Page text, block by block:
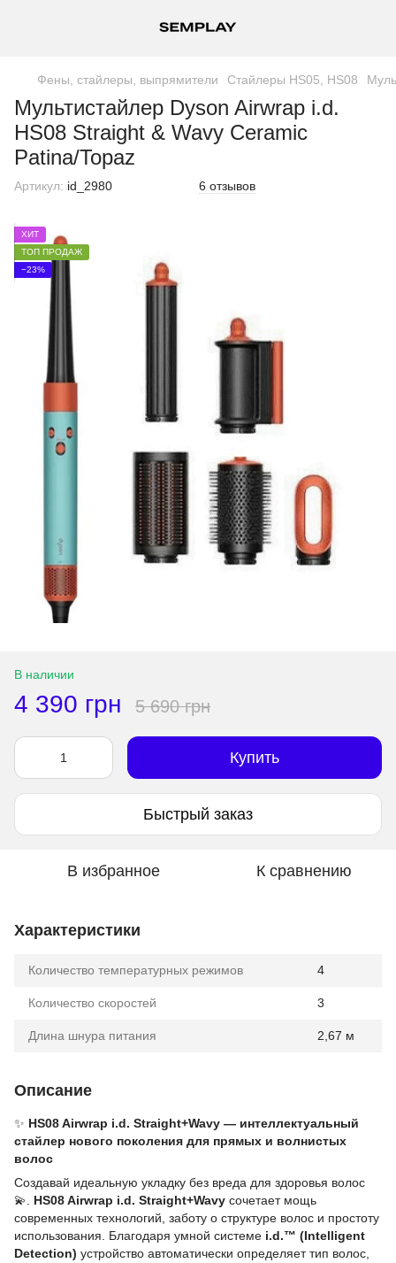
Фены, стайлеры, выпрямители Стайлеры HS05, HS08
Мультистайлер Dyson Airwrap i.d.
HS08 Straight & Wavy Ceramic
Patina/Topaz
Артикул: id_2980 6 отзывов
ХИТ
ТОП ПРОДАЖ
−23%
В наличии
4 390 грн 5 690 грн
Купить
Быстрый заказ
В избранное К сравнению
Характеристики
Количество температурных режимов 4
Количество скоростей 3
Длина шнура питания 2,67 м
Описание
✨ HS08 Airwrap i.d. Straight+Wavy — интеллектуальный
стайлер нового поколения для прямых и волнистых
волос
Создавай идеальную укладку без вреда для здоровья волос
💫. HS08 Airwrap i.d. Straight+Wavy сочетает мощь
современных технологий, заботу о структуре волос и простоту
использования. Благодаря умной системе i.d.™ (Intelligent
Detection) устройство автоматически определяет тип волос,